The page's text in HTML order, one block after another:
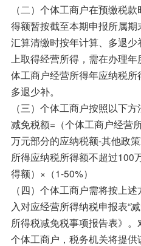
（二）个体工商户在预缴税
得额暂按截至本期申报所属
汇算清缴时按年计算、多退
上取得经营所得，需在办理
体工商户经营所得年应纳税所
多退少补。
（三）个体工商户按照以下方
减免税额=（个体工商户经营
万元部分的应纳税额-其他政
所得应纳税所得额不超过100
得额）×（1-50%）
（四）个体工商户需将按上
入对应经营所得纳税申报表“
所得税减免税事项报告表》
个体工商户，税务机关将提